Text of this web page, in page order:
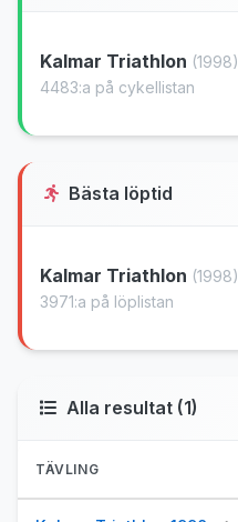
Kalmar Triathlon (1998)
4483:a på cykellistan
Bästa löptid
Kalmar Triathlon (1998)
3971:a på löplistan
Alla resultat (1)
TÄVLING